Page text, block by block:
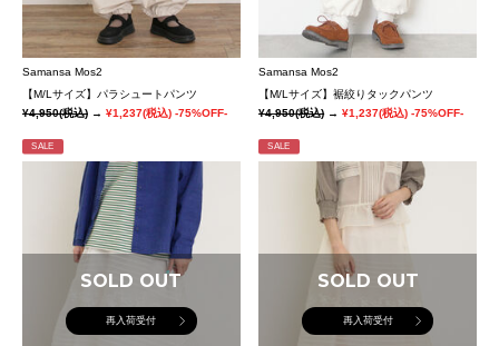
Samansa Mos2
【M/Lサイズ】パラシュートパンツ
¥4,950(税込) → ¥1,237(税込) -75%OFF-
Samansa Mos2
【M/Lサイズ】裾絞りタックパンツ
¥4,950(税込)→¥1,237(税込) -75%OFF-
SALE
SOLD OUT
再入荷受付
SALE
SOLD OUT
再入荷受付